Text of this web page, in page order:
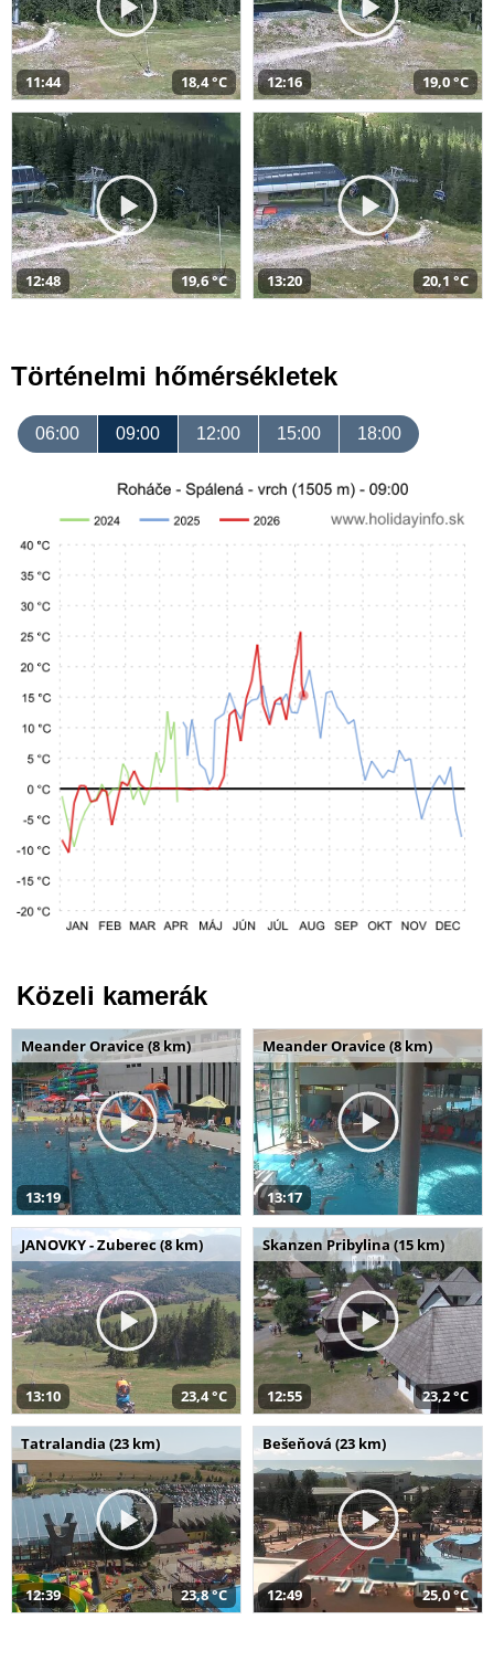
11:44 18,4 °C 12:16 19,0 °C
12:48 19,6 °C 13:20 20,1 °C
Történelmi hőmérsékletek
06:00 09:00 12:00 15:00 18:00
Közeli kamerák
Meander Oravice (8 km)
13:19
Meander Oravice (8 km)
13:17
JANOVKY - Zuberec (8 km)
13:10 23,4 °C
Skanzen Pribylina (15 km)
12:55 23,2 °C
Tatralandia (23 km)
12:39 23,8 °C
Bešeňová (23 km)
12:49 25,0 °C